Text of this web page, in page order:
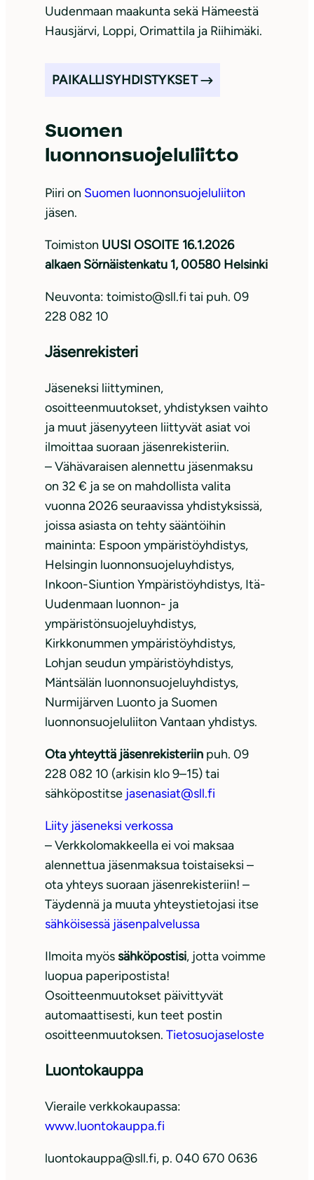
Uudenmaan maakunta sekä Hämeestä
Hausjärvi, Loppi, Orimattila ja Riihimäki.
PAIKALLISYHDISTYKSET
Suomen
luonnonsuojeluliitto
Piiri on Suomen luonnonsuojeluliiton
jäsen.
Toimiston UUSI OSOITE 16.1.2026
alkaen Sörnäistenkatu 1, 00580 Helsinki
Neuvonta: toimisto@sll.fi tai puh. 09
228 082 10
Jäsenrekisteri
Jäseneksi liittyminen,
osoitteenmuutokset, yhdistyksen vaihto
ja muut jäsenyyteen liittyvät asiat voi
ilmoittaa suoraan jäsenrekisteriin.
– Vähävaraisen alennettu jäsenmaksu
on 32 € ja se on mahdollista valita
vuonna 2026 seuraavissa yhdistyksissä,
joissa asiasta on tehty sääntöihin
maininta: Espoon ympäristöyhdistys,
Helsingin luonnonsuojeluyhdistys,
Inkoon-Siuntion Ympäristöyhdistys, Itä-
Uudenmaan luonnon- ja
ympäristönsuojeluyhdistys,
Kirkkonummen ympäristöyhdistys,
Lohjan seudun ympäristöyhdistys,
Mäntsälän luonnonsuojeluyhdistys,
Nurmijärven Luonto ja Suomen
luonnonsuojeluliiton Vantaan yhdistys.
Ota yhteyttä jäsenrekisteriin puh. 09
228 082 10 (arkisin klo 9–15) tai
sähköpostitse jasenasiat@sll.fi
Liity jäseneksi verkossa
– Verkkolomakkeella ei voi maksaa
alennettua jäsenmaksua toistaiseksi –
ota yhteys suoraan jäsenrekisteriin! –
Täydennä ja muuta yhteystietojasi itse
sähköisessä jäsenpalvelussa
Ilmoita myössähköpostisi, jotta voimme
luopua paperipostista!
Osoitteenmuutokset päivittyvät
automaattisesti, kun teet postin
osoitteenmuutoksen. Tietosuojaseloste
Luontokauppa
Vieraile verkkokaupassa:
www.luontokauppa.fi
luontokauppa@sll.fi, p. 040 670 0636